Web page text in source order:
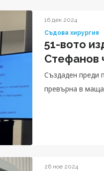
16 дек 2024
Съдова хирургия
51-вото
Стефанов
Създаден преди
превърна в
26 ное 2024